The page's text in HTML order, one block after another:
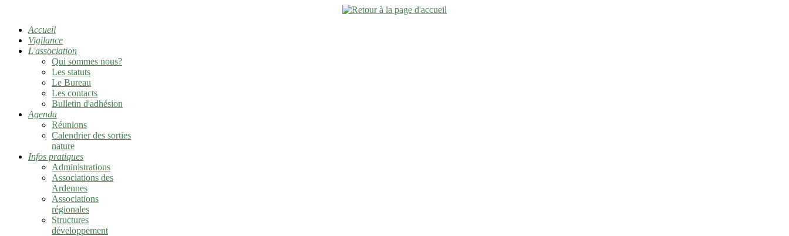
Accueil
Vigilance
L'association
Qui sommes nous?
Les statuts
Le Bureau
Les contacts
Bulletin d'adhésion
Agenda
Réunions
Calendrier des sorties
nature
Infos pratiques
Administrations
Associations des
Ardennes
Associations
régionales
Structures
développement